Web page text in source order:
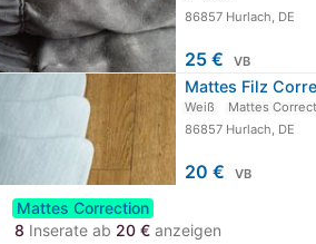
86857 Hurlach, DE
25 € VB
Weiß
Mattes
86857 Hurlach, DE
20 € VB
Mattes Correction
8 Inserate ab 20 € anzeigen